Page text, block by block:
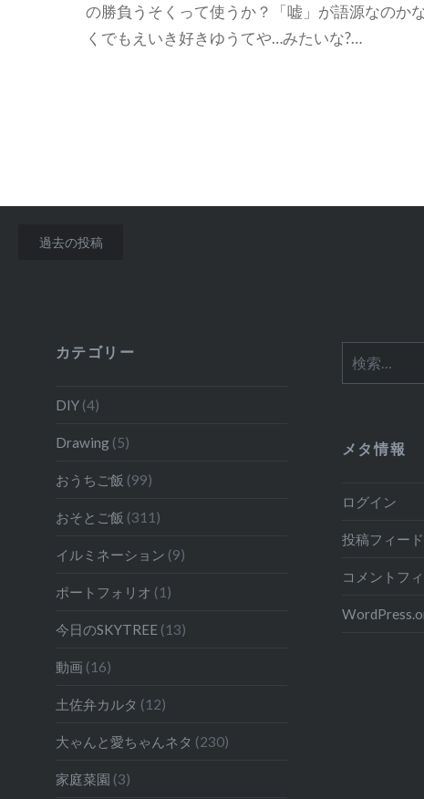
の勝負うそくって使うか？「嘘」が語源なのか
くでもえいき好きゆうてや…みたいな?…
投過去の投稿
カテゴリー
DIY(4)
Drawing(5)
おうちご飯 (99)
おそとご飯 (311)
イルミネーション (9)
ポートフォリオ (1)
今日のSKYTREE(13)
動画 (16)
土佐弁カルタ (12)
大ゃんと愛ちゃんネタ (230)
家庭菜園 (3)
索:
メタ情報
ログイン
投稿フィード
コメントフ